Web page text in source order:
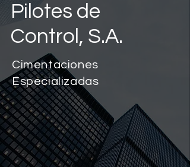
Pilotes de
Control, S.A.
Cimentaciones
Especializadas